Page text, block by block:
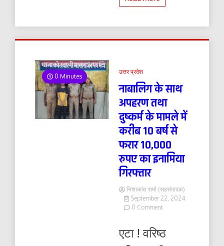
0 Minutes
उत्तर प्रदेश
नाबालिग के साथ
अपहरण तथा
दुष्कर्म के मामले में
करीब 10 बर्ष से
फरार 10,000
रुपए का इनामिया
गिरफ्तार
निशाकांत शर्मा (सहसंपादक)
September 22, 2024
0 Commenton
साथ
एटा ! वरिष्ठ